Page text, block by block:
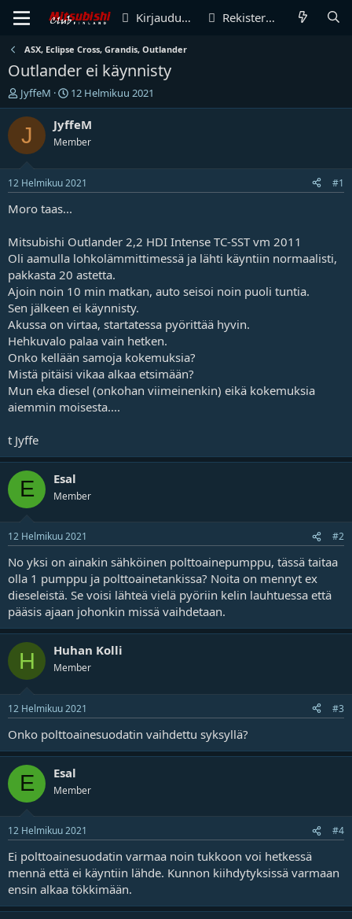
Kirjaudu sisään Rekisteröidy
ASX, Eclipse Cross, Grandis, Outlander
Outlander ei käynnisty
V
i
e
k
e
t
n
a
l
o
i
t
a
j
a
JyffeM
A
l
o
t
s
p
ä
m
ä
ä
r
ä
12 Helmikuu 2021
J JyffeM
Member
12 Helmikuu 2021 #1
Moro taas...
Mitsubishi Outlander 2,2 HDI Intense TC-SST vm 2011
Oli aamulla lohkolämmittimessä ja lähti käyntiin normaalisti,
pakkasta 20 astetta.
Ajoin noin 10 min matkan, auto seisoi noin puoli tuntia.
Sen jälkeen ei käynnisty.
Akussa on virtaa, startatessa pyörittää hyvin.
Hehkuvalo palaa vain hetken.
Onko kellään samoja kokemuksia?
Mistä pitäisi vikaa alkaa etsimään?
Mun eka diesel (onkohan viimeinenkin) eikä kokemuksia
aiemmin moisesta....
t Jyffe
E Esal
Member
12 Helmikuu 2021 #2
No yksi on ainakin sähköinen polttoainepumppu, tässä taitaa
olla 1 pumppu ja polttoainetankissa? Noita on mennyt ex
dieseleistä. Se voisi lähteä vielä pyöriin kelin lauhtuessa että
pääsis ajaan johonkin missä vaihdetaan.
H Huhan Kolli
Member
12 Helmikuu 2021 #3
Onko polttoainesuodatin vaihdettu syksyllä?
E Esal
Member
12 Helmikuu 2021 #4
Ei polttoainesuodatin varmaa noin tukkoon voi hetkessä
mennä että ei käyntiin lähde. Kunnon kiihdytyksissä varmaan
ensin alkaa tökkimään.